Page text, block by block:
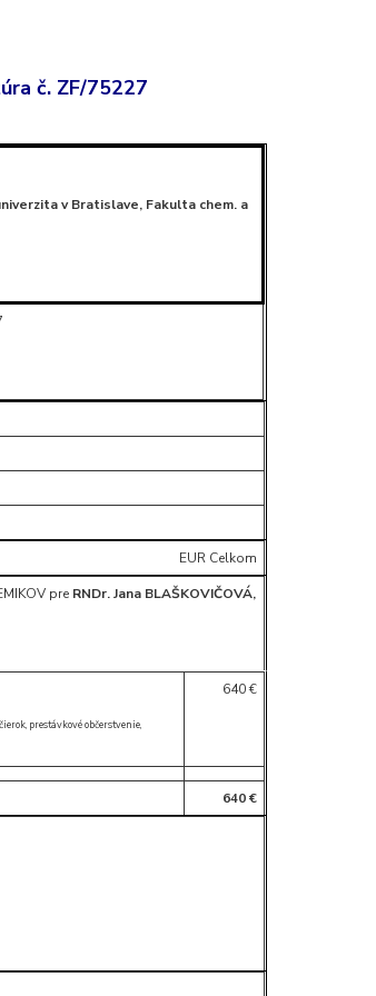
č. ZF/75227
v Bratislave, Fakulta chem. a
EUR Celkom
pre RNDr. Jana BLAŠKOVIČOVÁ,
prestávkové občerstvenie,
640 €
640 €